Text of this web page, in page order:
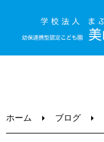
ホーム ブログ